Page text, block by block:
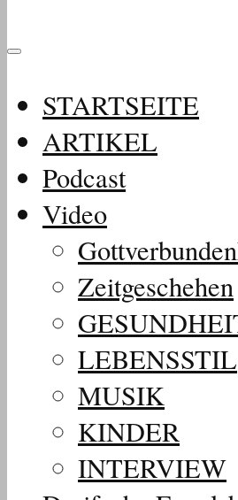
STARTSEITE
ARTIKEL
Podcast
Video
Zeitgeschehen
LEBENSSTIL
MUSIK
KINDER
INTERVIEW